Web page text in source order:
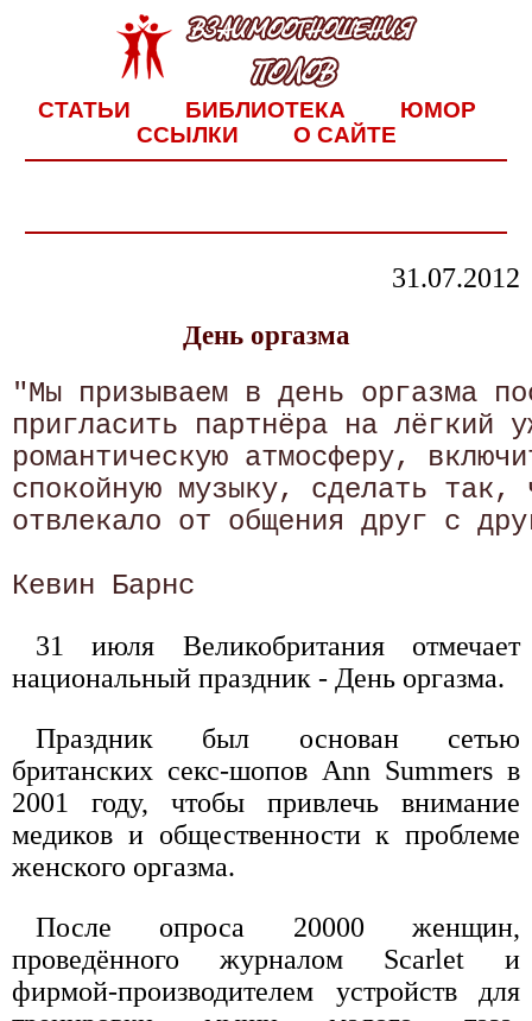
СТАТЬИ БИБЛИОТЕКА
ЮМОР
ССЫЛКИ
О САЙТЕ
31.07.2012
День оргазма
"Мы призываем в день оргазма
пригласить партнёра на лёгкий
романтическую атмосферу,
спокойную музыку, сделать
отвлекало от общения друг с
31 июля Великобритания отмечает
национальный праздник - День оргазма.
Праздник был основан сетью
британских секс-шопов Ann Summers в
2001 году, чтобы привлечь внимание
медиков и общественности к проблеме
женского оргазма.
После опроса 20000 женщин,
проведённого журналом Scarlet и
фирмой-производителем устройств для